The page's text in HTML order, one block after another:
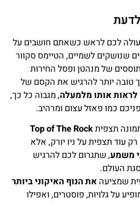
לכם לראש כשאתם חושבים על
שנושקים לשמיים, הטיימס סקוור
של מנהטן ופסל החירות
טובה יותר להרגיש את הקסם של
לראות אותו מלמעלה, מגבוה כל כך,
כמו פאזל עצום ומרהיב.
תצפיתTop of The Rock
עוד תצפית על ניו יורק, אלא
משמע, שתגרום לכם להרגיש
העולם.
שמציעהאת הנוף האיקוני ביותר
על גלויות, פוסטרים, ואפילו